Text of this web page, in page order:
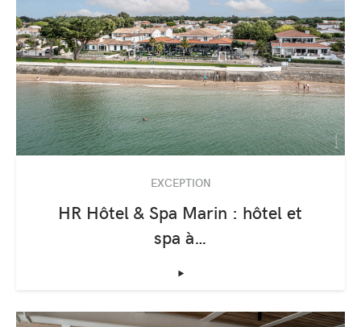
EXCEPTION
HR Hôtel & Spa Marin : hôtel et
spa à…
‣